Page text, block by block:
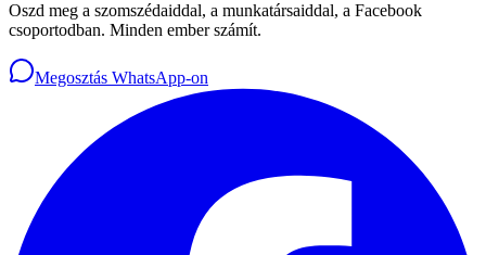
Oszd meg a szomszédaiddal, a munkatársaiddal, a Facebook
csoportodban. Minden ember számít.
Megosztás WhatsApp-on